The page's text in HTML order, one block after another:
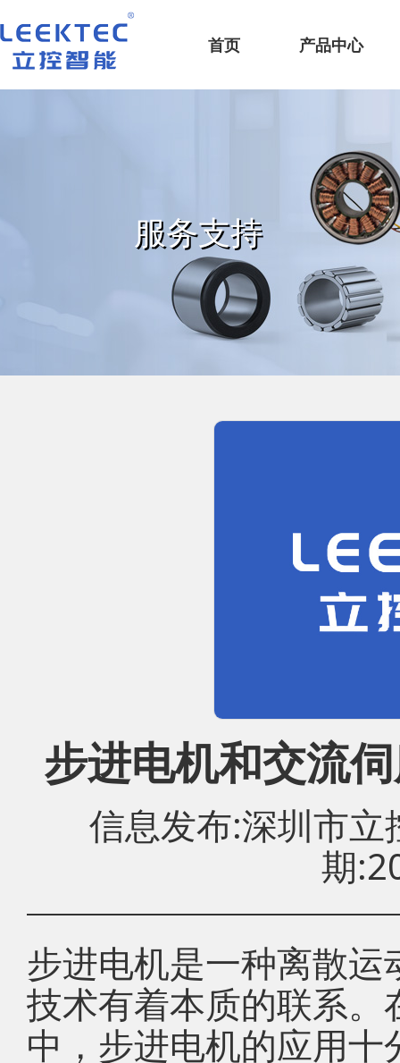
深圳市立控智能科技有限公司
首页
产品中心
服务支持
步进电机和交流
信息发布:深圳市
期
步进电机是一种离散
技术有着本质的联系
中，步进电机的应用